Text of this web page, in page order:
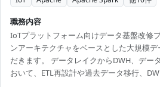
職務内容
IoTプラットフォーム向けデータ基盤改修
ンアーキテクチャをベースとした大規模
だきます。 データレイクからDWH、デー
おいて、ETL再設計や過去データ移行、